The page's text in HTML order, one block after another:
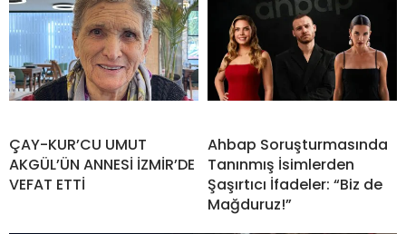
ÇAY-KUR’CU UMUT
AKGÜL’ÜN ANNESİ İZMİR’DE
VEFAT ETTİ
Ahbap Soruşturmasında
Tanınmış İsimlerden
Şaşırtıcı İfadeler: “Biz de
Mağduruz!”